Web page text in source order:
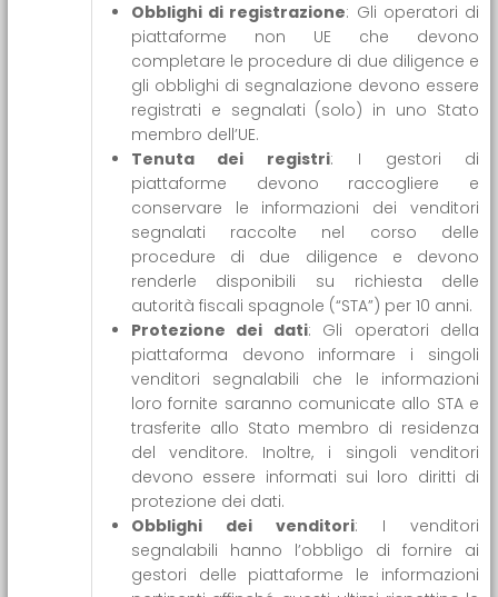
Obblighi di registrazione: Gli operatori di
piattaforme non UE che devono
completare le procedure di due diligence e
gli obblighi di segnalazione devono essere
registrati e segnalati (solo) in uno Stato
membro dell’UE.
Tenuta dei registri: I gestori di
piattaforme devono raccogliere e
conservare le informazioni dei venditori
segnalati raccolte nel corso delle
procedure di due diligence e devono
renderle disponibili su richiesta delle
autorità fiscali spagnole (“STA”) per 10 anni.
Protezione dei dati: Gli operatori della
piattaforma devono informare i singoli
venditori segnalabili che le informazioni
loro fornite saranno comunicate allo STA e
trasferite allo Stato membro di residenza
del venditore. Inoltre, i singoli venditori
devono essere informati sui loro diritti di
protezione dei dati.
Obblighi dei venditori: I venditori
segnalabili hanno l’obbligo di fornire ai
gestori delle piattaforme le informazioni